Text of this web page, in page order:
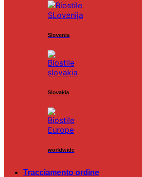
Slovenia
Slovakia
worldwide
Tracciamento ordine